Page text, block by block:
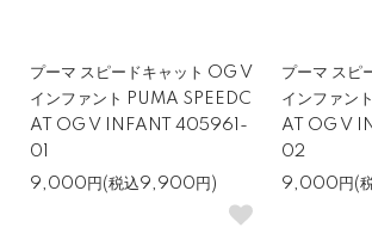
プーマ スピードキャット OG V
インファント PUMA SPEEDC
AT OG V INFANT 405961-
01
9,000円(税込9,900円)
プーマ スピ
インファン
AT OG V
02
9,000円(